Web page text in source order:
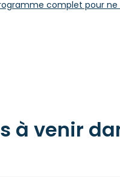
complet pour
à venir